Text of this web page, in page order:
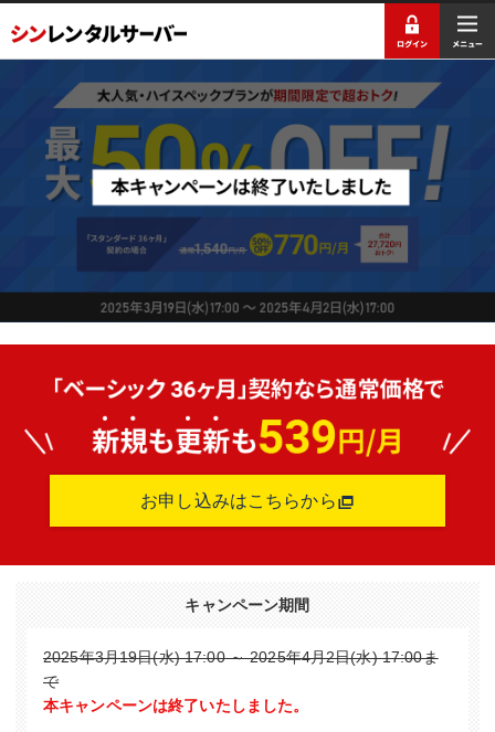
お申し込みはこちらから
キャンペーン期間
2025年3月19日(水) 17:00 ～ 2025年4月2日(水) 17:00ま
で
本キャンペーンは終了いたしました。